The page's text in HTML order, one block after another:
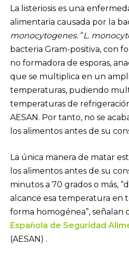
La listeriosis es una
alimentaria causada por la
monocytogenes. “L.
bacteria Gram-positiva, con
no formadora de esporas,
que se multiplica en un
temperaturas, pudiendo
temperaturas de
AESAN. Por tanto, no se
los alimentos antes de su
La única manera de matar
los alimentos antes de su
minutos a 70 grados o más,
alcance esa temperatura en
forma homogénea”, señalan
Española de Seguridad
(AESAN) .